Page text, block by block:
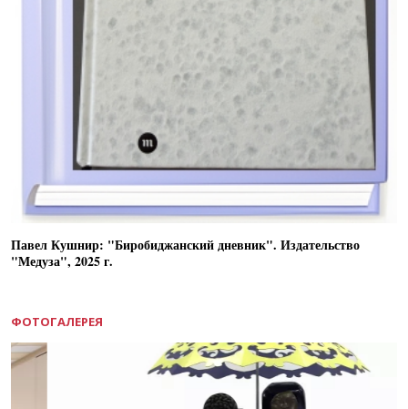
Павел Кушнир: "Биробиджанский дневник". Издательство
"Медуза", 2025 г.
ФОТОГАЛЕРЕЯ